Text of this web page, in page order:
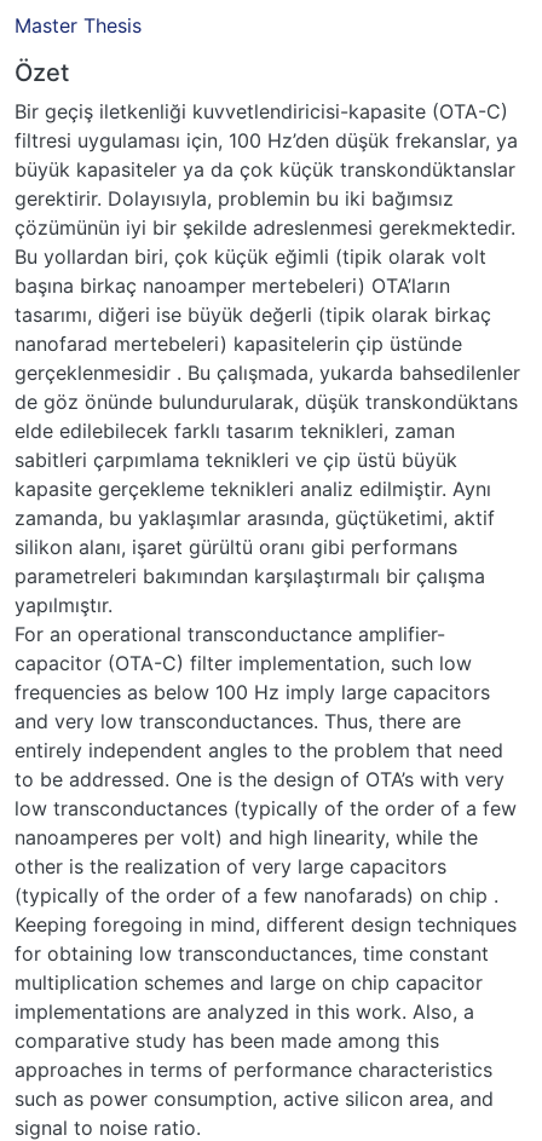
Master Thesis
Özet
Bir geçiş iletkenliği kuvvetlendiricisi-kapasite (OTA-C)
filtresi uygulaması için, 100 Hz’den düşük frekanslar, ya
büyük kapasiteler ya da çok küçük transkondüktanslar
gerektirir. Dolayısıyla, problemin bu iki bağımsız
çözümünün iyi bir şekilde adreslenmesi gerekmektedir.
Bu yollardan biri, çok küçük eğimli (tipik olarak volt
başına birkaç nanoamper mertebeleri) OTA’ların
tasarımı, diğeri ise büyük değerli (tipik olarak birkaç
nanofarad mertebeleri) kapasitelerin çip üstünde
gerçeklenmesidir . Bu çalışmada, yukarda bahsedilenler
de göz önünde bulundurularak, düşük transkondüktans
elde edilebilecek farklı tasarım teknikleri, zaman
sabitleri çarpımlama teknikleri ve çip üstü büyük
kapasite gerçekleme teknikleri analiz edilmiştir. Aynı
zamanda, bu yaklaşımlar arasında, güçtüketimi, aktif
silikon alanı, işaret gürültü oranı gibi performans
parametreleri bakımından karşılaştırmalı bir çalışma
yapılmıştır.
For an operational transconductance amplifier-
capacitor (OTA-C) filter implementation, such low
frequencies as below 100 Hz imply large capacitors
and very low transconductances. Thus, there are
entirely independent angles to the problem that need
to be addressed. One is the design of OTA’s with very
low transconductances (typically of the order of a few
nanoamperes per volt) and high linearity, while the
other is the realization of very large capacitors
(typically of the order of a few nanofarads) on chip .
Keeping foregoing in mind, different design techniques
for obtaining low transconductances, time constant
multiplication schemes and large on chip capacitor
implementations are analyzed in this work. Also, a
comparative study has been made among this
approaches in terms of performance characteristics
such as power consumption, active silicon area, and
signal to noise ratio.